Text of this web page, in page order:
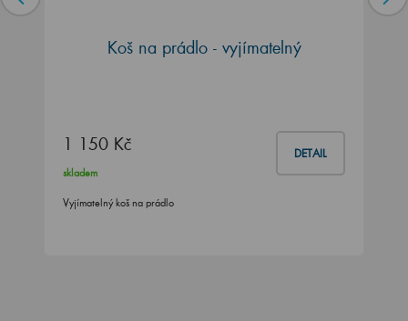
Koš na prádlo - vyjímatelný
1 150 Kč DETAIL
skladem
Vyjímatelný koš na prádlo